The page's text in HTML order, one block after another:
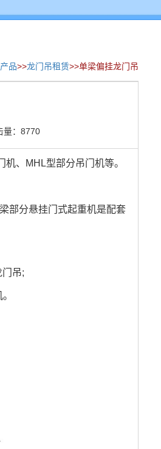
品>>龙门吊租赁>>单梁偏挂龙门吊
量：8770
、MHL型部分吊门机等。
部分悬挂门式起重机是配套
吊;